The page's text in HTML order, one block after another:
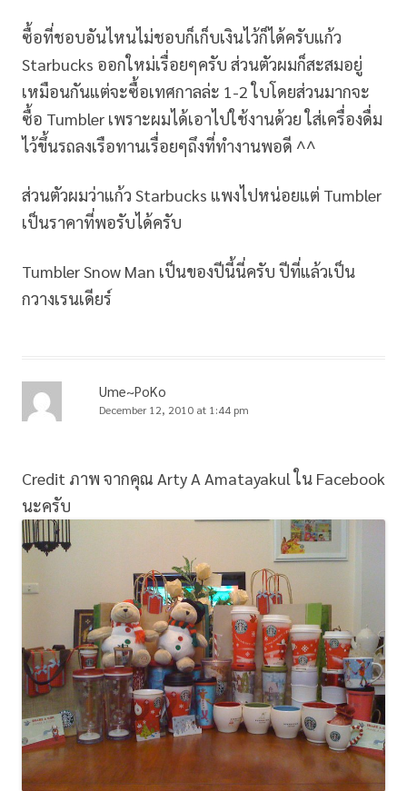
ซื้อที่ชอบอันไหนไม่ชอบก็เก็บเงินไว้ก็ได้ครับแก้ว
Starbucks ออกใหม่เรื่อยๆครับ ส่วนตัวผมก็สะสมอยู่
เหมือนกันแต่จะซื้อเทศกาลล่ะ 1-2 ใบโดยส่วนมากจะ
ซื้อ Tumbler เพราะผมได้เอาไปใช้งานด้วย ใส่เครื่องดื่ม
ไว้ขึ้นรถลงเรือทานเรื่อยๆถึงที่ทำงานพอดี ^^
ส่วนตัวผมว่าแก้ว Starbucks แพงไปหน่อยแต่ Tumbler
เป็นราคาที่พอรับได้ครับ
Tumbler Snow Man เป็นของปีนี้นี่ครับ ปีที่แล้วเป็น
กวางเรนเดียร์
Ume~PoKo
December 12, 2010 at 1:44 pm
Credit ภาพ จากคุณ Arty A Amatayakul ใน Facebook
นะครับ